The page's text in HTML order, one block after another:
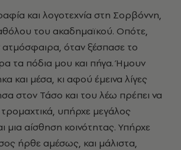
και λογοτεχνία στη Σορβόννη,
του ακαδημαϊκού. Οπότε,
ατμόσφαιρα, όταν ξέσπασε το
τα πόδια μου και πήγα. Ήμουν
και μέσα, κι αφού έμεινα λίγες
στον Τάσο και του λέω πρέπει να
υπήρχε μεγάλος
μια αίσθηση κοινότητας. Υπήρχε
ήρθε αμέσως, και μάλιστα,